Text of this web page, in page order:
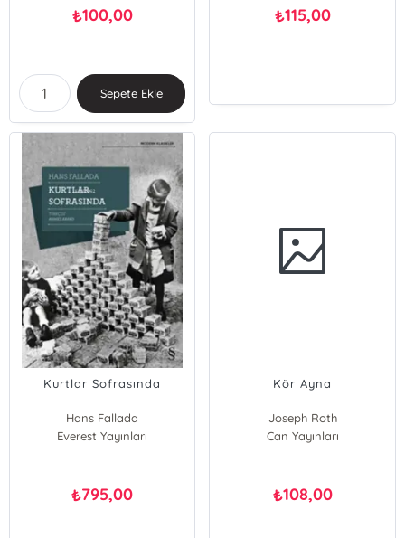
₺100,00
Sepete Ekle
₺115,00
Kurtlar Sofrasında
Hans Fallada
Everest Yayınları
₺795,00
Kör Ayna
Joseph Roth
Can Yayınları
₺108,00